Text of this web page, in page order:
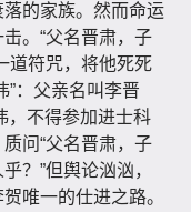
的家族。然而命运
。“父名晋肃，子
道符咒，将他死死
”：父亲名叫李晋
，不得参加进士科
问“父名晋肃，子
？”但舆论汹汹，
唯一的仕进之路。